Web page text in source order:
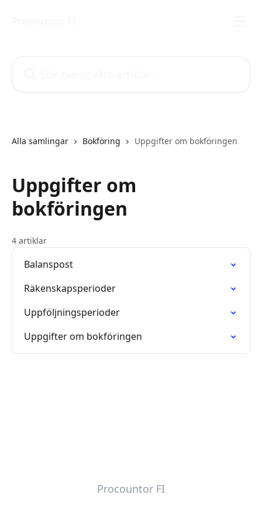
Alla samlingar Bokföring Uppgifter om bokföringen
Uppgifter om
bokföringen
4 artiklar
Balanspost
Räkenskapsperioder
Uppföljningsperioder
Uppgifter om bokföringen
Procountor FI